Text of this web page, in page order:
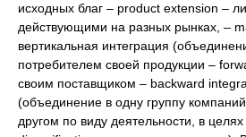
исходных благ – product extension –
действующими на разных рынках, –
вертикальная интеграция
потребителем своей продукции –
своим поставщиком – backward
(объединение в одну группу
другом по виду деятельности, в